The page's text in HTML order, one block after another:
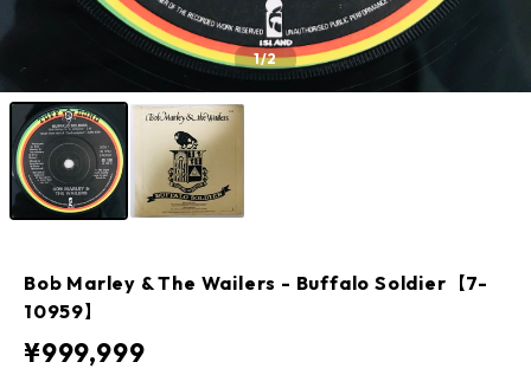
1/2
Bob Marley & The Wailers - Buffalo Soldier【7-
10959】
¥999,999